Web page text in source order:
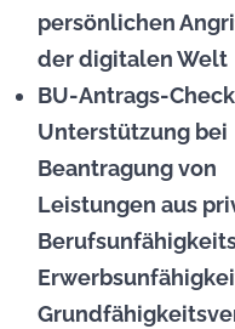
persönlichen
der digitalen Welt
BU-Antrags-Check
Unterstützung bei
Beantragung von
Leistungen aus